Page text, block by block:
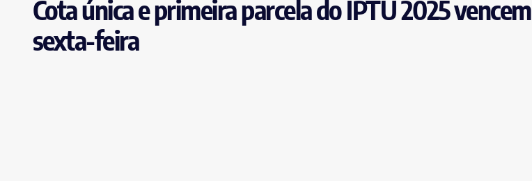
Cota única e primeira parcela do IPTU 2025
sexta-feira